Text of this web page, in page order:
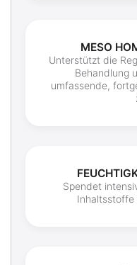
MESO
Unterstützt die
Behandlung
umfassende,
Spendet
Inhaltsstoffe